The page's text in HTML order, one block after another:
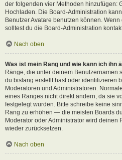
der folgenden vier Methoden hinzufügen:
Hochladen. Die Board-Administration
Benutzer Avatare benutzen können.
solltest du die Board-Administration
Nach oben
Was ist mein Rang und wie kann ich ihn
Ränge, die unter deinem Benutzernamen
du bislang erstellt hast oder identifizieren
Moderatoren und Administratoren.
eines Ranges nicht direkt ändern, da sie
festgelegt wurden. Bitte schreibe keine
Rang zu erhöhen — die meisten Boards
Moderator oder Administrator wird deinen
wieder zurücksetzen.
Nach oben